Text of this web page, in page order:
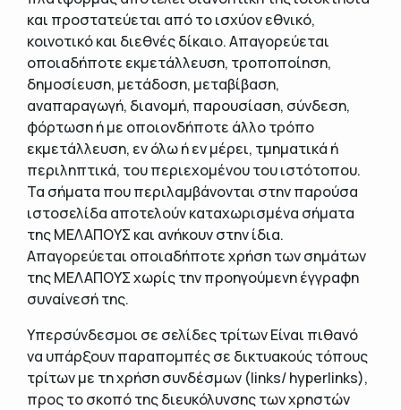
και προστατεύεται από το ισχύον εθνικό,
κοινοτικό και διεθνές δίκαιο. Απαγορεύεται
οποιαδήποτε εκμετάλλευση, τροποποίηση,
δημοσίευση, μετάδοση, μεταβίβαση,
αναπαραγωγή, διανομή, παρουσίαση, σύνδεση,
φόρτωση ή με οποιονδήποτε άλλο τρόπο
εκμετάλλευση, εν όλω ή εν μέρει, τμηματικά ή
περιληπτικά, του περιεχομένου του ιστότοπου.
Τα σήματα που περιλαμβάνονται στην παρούσα
ιστοσελίδα αποτελούν καταχωρισμένα σήματα
της ΜΕΛΑΠΟΥΣ και ανήκουν στην ίδια.
Απαγορεύεται οποιαδήποτε χρήση των σημάτων
της ΜΕΛΑΠΟΥΣ χωρίς την προηγούμενη έγγραφη
συναίνεσή της.
Υπερσύνδεσμοι σε σελίδες τρίτων Είναι πιθανό
να υπάρξουν παραπομπές σε δικτυακούς τόπους
τρίτων με τη χρήση συνδέσμων (links/ hyperlinks),
προς το σκοπό της διευκόλυνσης των χρηστών